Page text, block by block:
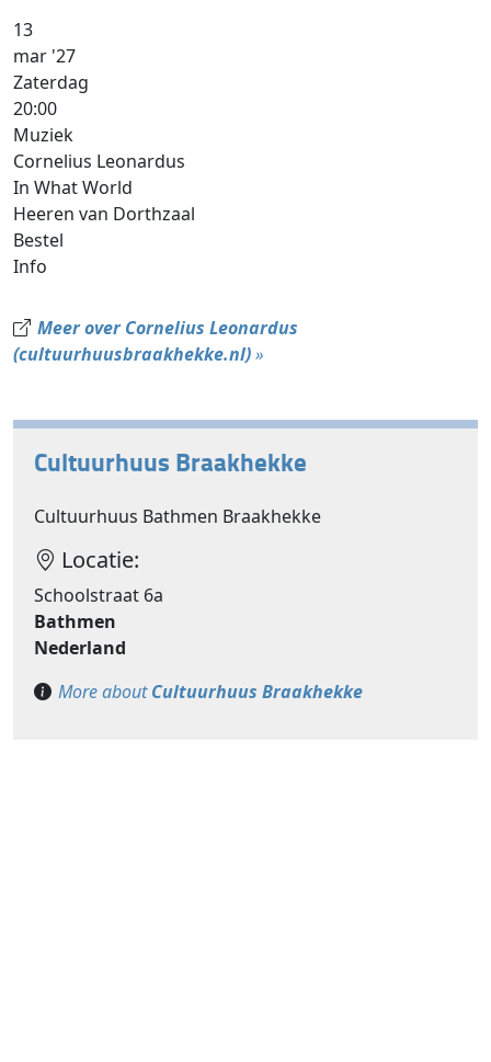
13
mar '27
Zaterdag
20:00
Muziek
Cornelius Leonardus
In What World
Heeren van Dorthzaal
Bestel
Info
Meer over Cornelius Leonardus
(cultuurhuusbraakhekke.nl)»
Cultuurhuus Braakhekke
Cultuurhuus Bathmen Braakhekke
Locatie:
Schoolstraat 6a
Bathmen
Nederland
More aboutCultuurhuus Braakhekke